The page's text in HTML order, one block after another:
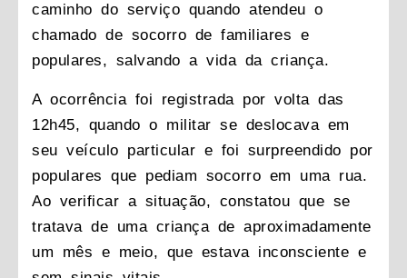
caminho do serviço quando atendeu o
chamado de socorro de familiares e
populares, salvando a vida da criança.
A ocorrência foi registrada por volta das
12h45, quando o militar se deslocava em
seu veículo particular e foi surpreendido por
populares que pediam socorro em uma rua.
Ao verificar a situação, constatou que se
tratava de uma criança de aproximadamente
um mês e meio, que estava inconsciente e